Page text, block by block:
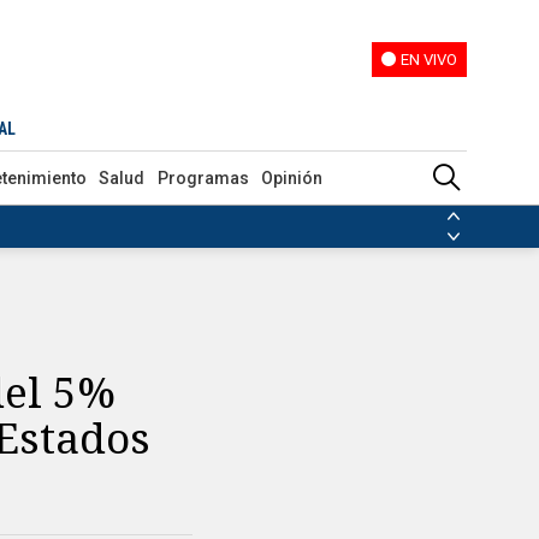
EN VIVO
Salud Programas Opinión
de las FARC
5%